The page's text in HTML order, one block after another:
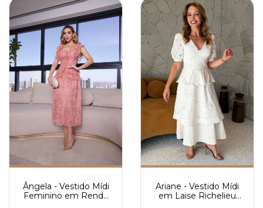
Ângela - Vestido Mídi
Feminino em Renda
Ariane - Vestido Mídi
em Laise Richelieu